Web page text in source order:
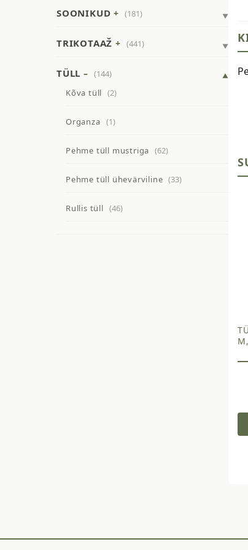
SOONIKUD (181)
TRIKOTAAŽ (441)
TÜLL
(144)
Kõva tüll (2)
Organza (1)
Pehme tüll mustriga (62)
Pehme tüll ühevärviline (33)
Rullis tüll (46)